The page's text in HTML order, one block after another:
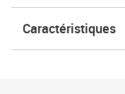
Caractéristiques